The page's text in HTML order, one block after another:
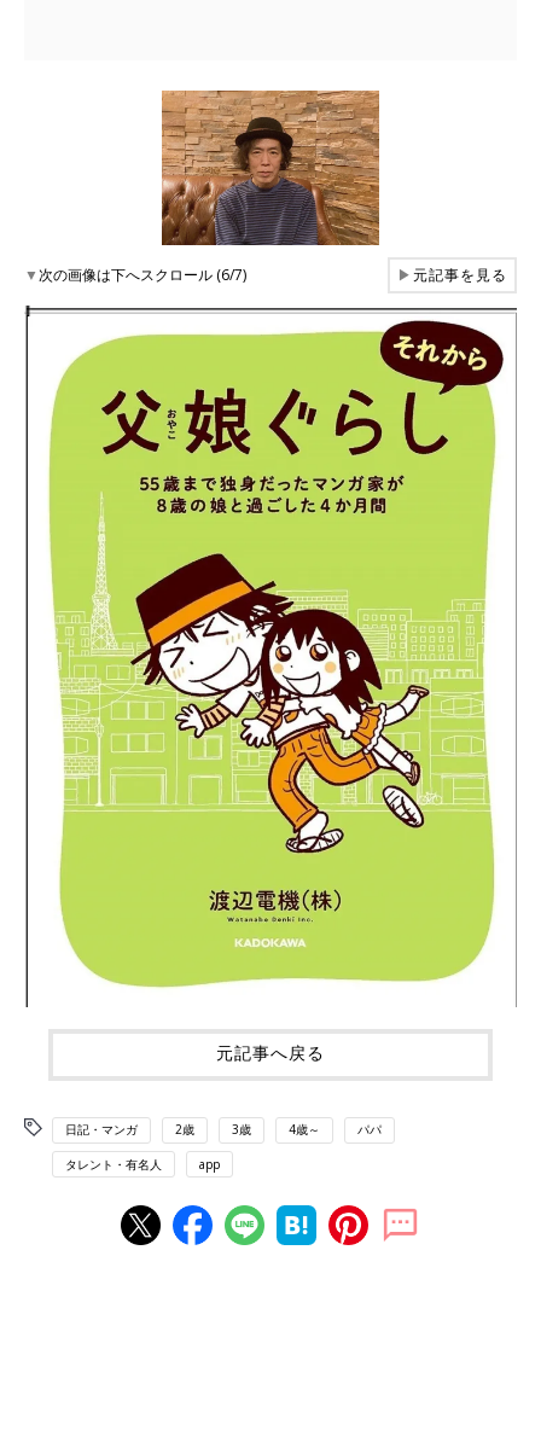
▼次の画像は下へスクロール (6/7) ▶元記事を見る
元記事へ戻る
日記・マンガ 2歳 3歳 4歳～ パパ
タレント・有名人 app